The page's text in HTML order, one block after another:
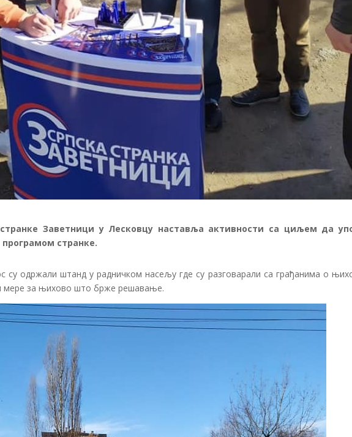
Заветници у Лесковцу наставља активности са циљем да
странке.
су одржали штанд у радничком насељу где су разговарали са грађанима о
мере за њихово што брже решавање.